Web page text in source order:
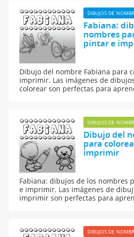
DIBUJOS DE
Fabiana:
nombres
pintar e
Dibujo del nombre Fabiana para
imprimir. Las imágenes de
colorear son perfectas para
DIBUJOS DE
Dibujo del
para
imprimir
Fabiana: dibujos de los nombres
e imprimir. Las imágenes de
imprimir son perfectas para
DIBUJOS DE